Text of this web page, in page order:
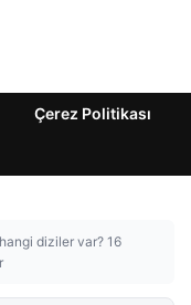
Çerez Politikası
diziler var? 16